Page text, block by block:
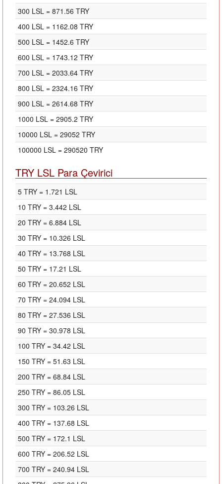
300 LSL = 871.56 TRY
400 LSL = 1162.08 TRY
500 LSL = 1452.6 TRY
600 LSL = 1743.12 TRY
700 LSL = 2033.64 TRY
800 LSL = 2324.16 TRY
900 LSL = 2614.68 TRY
1000 LSL = 2905.2 TRY
10000 LSL = 29052 TRY
100000 LSL = 290520 TRY
TRY LSL Para Çevirici
5 TRY = 1.721 LSL
10 TRY = 3.442 LSL
20 TRY = 6.884 LSL
30 TRY = 10.326 LSL
40 TRY = 13.768 LSL
50 TRY = 17.21 LSL
60 TRY = 20.652 LSL
70 TRY = 24.094 LSL
80 TRY = 27.536 LSL
90 TRY = 30.978 LSL
100 TRY = 34.42 LSL
150 TRY = 51.63 LSL
200 TRY = 68.84 LSL
250 TRY = 86.05 LSL
300 TRY = 103.26 LSL
400 TRY = 137.68 LSL
500 TRY = 172.1 LSL
600 TRY = 206.52 LSL
700 TRY = 240.94 LSL